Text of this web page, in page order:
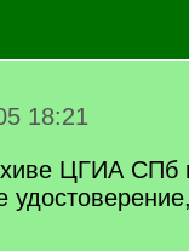
18:21
ЦГИА СПб